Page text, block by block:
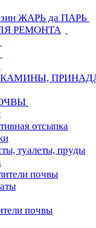
ЖАРЬ да ПАРЬ
РЕМОНТА
КАМИНЫ,
отсыпка
туалеты, пруды
почвы
почвы